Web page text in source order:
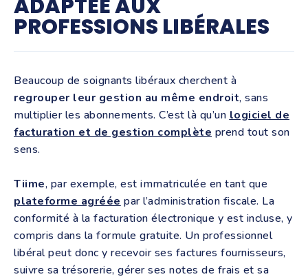
ADAPTÉE AUX
PROFESSIONS LIBÉRALES
Beaucoup de soignants libéraux cherchent à
regrouper leur gestion au même endroit, sans
multiplier les abonnements. C’est là qu’un logiciel de
facturation et de gestion complète prend tout son
sens.
Tiime, par exemple, est immatriculée en tant que
plateforme agréée par l’administration fiscale. La
conformité à la facturation électronique y est incluse, y
compris dans la formule gratuite. Un professionnel
libéral peut donc y recevoir ses factures fournisseurs,
suivre sa trésorerie, gérer ses notes de frais et sa